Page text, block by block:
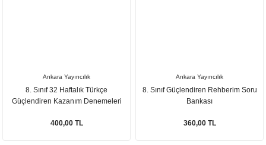
Ankara Yayıncılık
8. Sınıf 32 Haftalık Türkçe
Güçlendiren Kazanım Denemeleri
400,00 TL
Ankara Yayıncılık
8. Sınıf Güçlendiren Rehberim Soru
Bankası
360,00 TL